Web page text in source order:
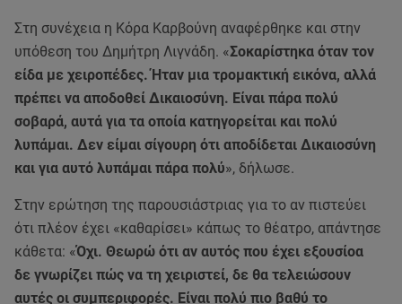
Στη συνέχεια η Κόρα Καρβούνη αναφέρθηκε και στην
υπόθεση του Δημήτρη Λιγνάδη. «Σοκαρίστηκα όταν τον
είδα με χειροπέδες. Ήταν μια τρομακτική εικόνα, αλλά
πρέπει να αποδοθεί Δικαιοσύνη. Είναι πάρα πολύ
σοβαρά, αυτά για τα οποία κατηγορείται και πολύ
λυπάμαι. Δεν είμαι σίγουρη ότι αποδίδεται Δικαιοσύνη
και για αυτό λυπάμαι πάρα πολύ», δήλωσε.
Στην ερώτηση της παρουσιάστριας για το αν πιστεύει
ότι πλέον έχει «καθαρίσει» κάπως το θέατρο, απάντησε
κάθετα: «Όχι. Θεωρώ ότι αν αυτός που έχει εξουσίοα
δε γνωρίζει πώς να τη χειριστεί, δε θα τελειώσουν
αυτές οι συμπεριφορές. Είναι πολύ πιο βαθύ το